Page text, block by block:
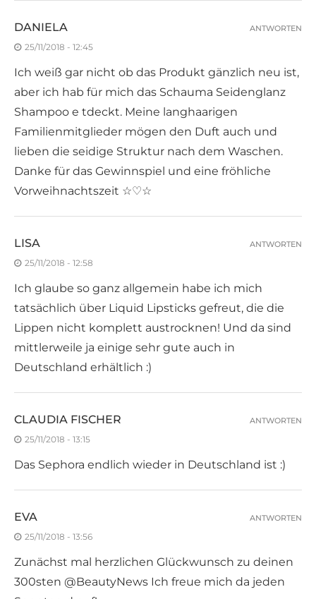
DANIELA
25/11/2018 - 12:45
Ich weiß gar nicht ob das Produkt gänzlich neu ist,
aber ich hab für mich das Schauma Seidenglanz
Shampoo e tdeckt. Meine langhaarigen
Familienmitglieder mögen den Duft auch und
lieben die seidige Struktur nach dem Waschen.
Danke für das Gewinnspiel und eine fröhliche
Vorweihnachtszeit ☆♡☆
ANTWORTEN
LISA
25/11/2018 - 12:58
Ich glaube so ganz allgemein habe ich mich
tatsächlich über Liquid Lipsticks gefreut, die die
Lippen nicht komplett austrocknen! Und da sind
mittlerweile ja einige sehr gute auch in
Deutschland erhältlich :)
ANTWORTEN
CLAUDIA FISCHER
25/11/2018 - 13:15
Das Sephora endlich wieder in Deutschland ist :)
ANTWORTEN
EVA
25/11/2018 - 13:56
Zunächst mal herzlichen Glückwunsch zu deinen
300sten @BeautyNews Ich freue mich da jeden
ANTWORTEN